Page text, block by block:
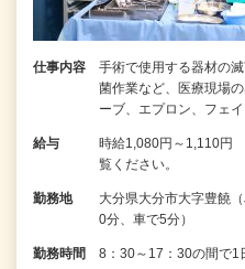
仕事内容
手術で使用する器材の
菌作業など、医療現場
ーブ、エプロン、フェ
給与
時給1,080円～1,110円
覧ください。
勤務地
大分県大分市大字豊饒
0分、車で5分）
勤務時間 8：30～17：30の間で1